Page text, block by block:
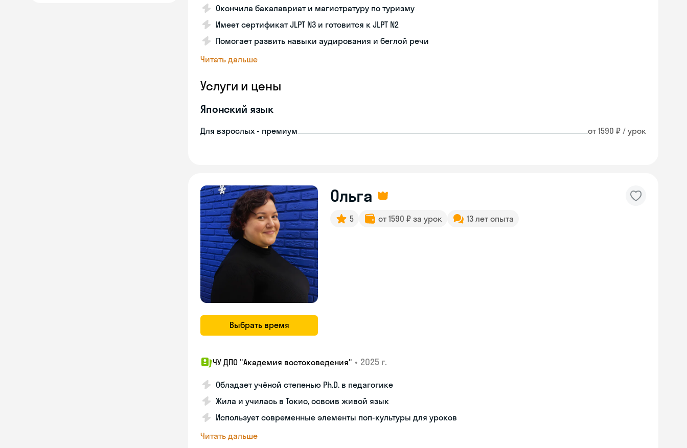
Окончила бакалавриат и магистратуру по туризму
Имеет сертификат JLPT N3 и готовится к JLPT N2
Помогает развить навыки аудирования и беглой речи
Читать дальше
Услуги и цены
Японский язык
Для взрослых - премиум от 1590 ₽ / урок
Выбрать время
Ольга
5 от 1590 ₽ за урок 13 лет опыта
ЧУ ДПО "Академия востоковедения" • 2025 г.
Обладает учёной степенью Ph.D. в педагогике
Жила и училась в Токио, освоив живой язык
Использует современные элементы поп-культуры для уроков
Читать дальше